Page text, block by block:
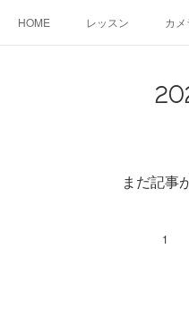
HOME レッスン カ
まだ記事
1